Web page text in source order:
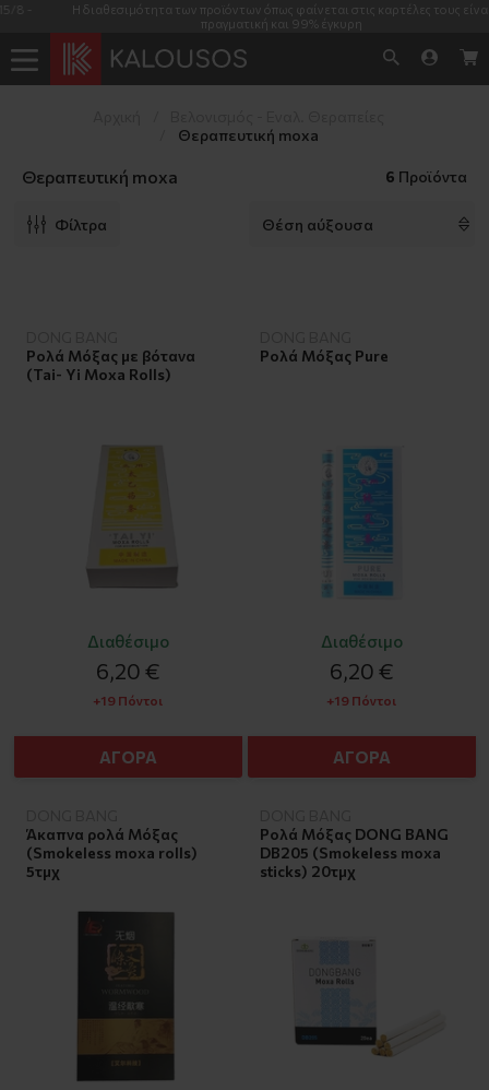
Η διαθεσιμότητα των προϊόντων όπως φαίνεται στις καρτέλες τους είναι
πραγματική και 99% έγκυρη
Θεραπευτική moxa
Θεραπευτική moxa 6 Προϊόντα
Φίλτρα
Ρολά Μόξας με βότανα
(Tai- Yi Moxa Rolls)
Διαθέσιμο
6,20 €
+19 Πόντοι
ΑΓΟΡΑ
Ρολά Μόξας Pure
Διαθέσιμο
6,20 €
+19 Πόντοι
ΑΓΟΡΑ
Άκαπνα ρολά Μόξας
(Smokeless moxa rolls)
5τμχ
Ρολά Μόξας DONG BANG
DB205 (Smokeless moxa
sticks) 20τμχ